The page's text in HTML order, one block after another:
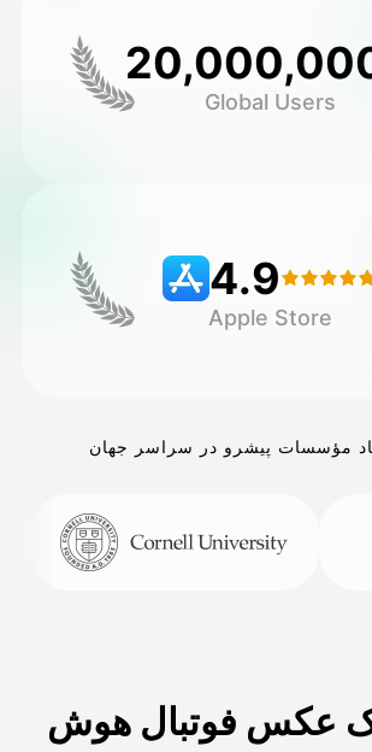
گالری
قیمت‌ها
Global Users
4.9
Apple Store
مؤسسات پیشرو در سراسر جهان
عکس فوتبال هوش